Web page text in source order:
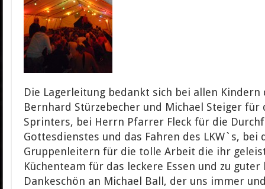
Die Lagerleitung bedankt sich bei allen
Bernhard Stürzebecher und Michael Steiger
Sprinters, bei Herrn Pfarrer Fleck für die
Gottesdienstes und das Fahren des LKW`s, bei
Gruppenleitern für die tolle Arbeit die ihr
Küchenteam für das leckere Essen und zu
Dankeschön an Michael Ball, der uns immer